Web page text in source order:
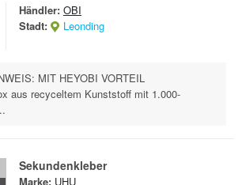
Händler: OBI
Stadt:
Leonding
MIT HEYOBI VORTEIL
aus recyceltem Kunststoff mit 1.000-
Sekundenkleber
Marke: UHU